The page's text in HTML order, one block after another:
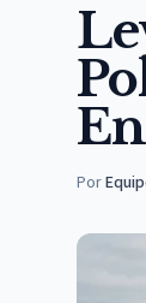
Por